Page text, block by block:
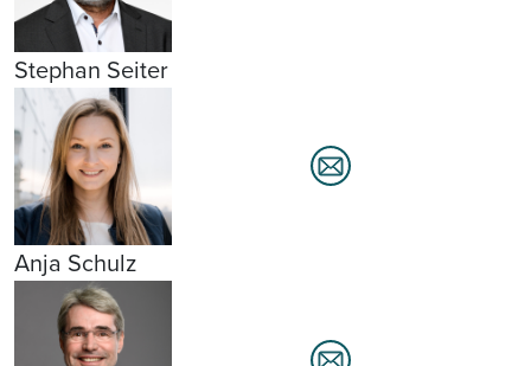
Stephan Seiter
Anja Schulz